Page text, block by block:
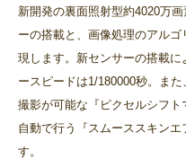
新開発の裏面照射型約4020万
ーの搭載と、画像処理のアル
現します。新センサーの搭載
ースピードは1/180000秒。ま
撮影が可能な『ピクセルシフ
自動で行う『スムーススキン
す。